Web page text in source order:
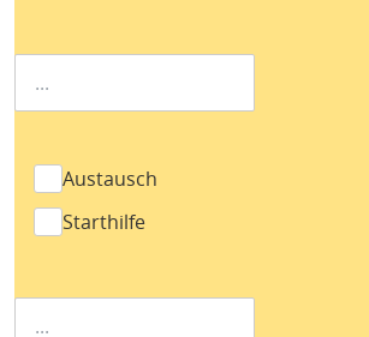
Austausch
Starthilfe